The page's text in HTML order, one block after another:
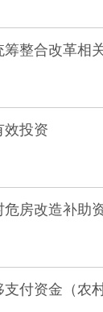
整合改革相
投资
房改造补助
付资金（农